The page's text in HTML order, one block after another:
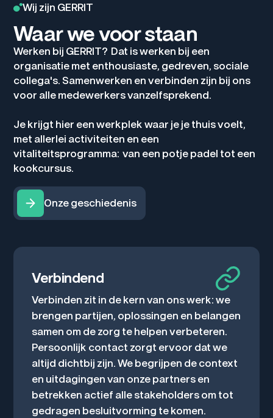
Wij zijn GERRIT
Waar we voor staan
Werken bij GERRIT? Dat is werken bij een
organisatie met enthousiaste, gedreven, sociale
collega's. Samenwerken en verbinden zijn bij ons
voor alle medewerkers vanzelfsprekend.
Je krijgt hier een werkplek waar je je thuis voelt,
met allerlei activiteiten en een
vitaliteitsprogramma: van een potje padel tot een
kookcursus.
Onze geschiedenis
Verbindend
Verbinden zit in de kern van ons werk: we
brengen partijen, oplossingen en belangen
samen om de zorg te helpen verbeteren.
Persoonlijk contact zorgt ervoor dat we
altijd dichtbij zijn. We begrijpen de context
en uitdagingen van onze partners en
betrekken actief alle stakeholders om tot
gedragen besluitvorming te komen.